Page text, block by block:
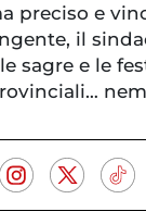
preciso e
il
sagre e le